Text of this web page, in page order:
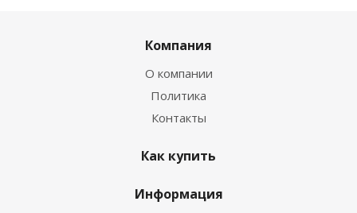
Компания
О компании
Политика
Контакты
Как купить
Информация